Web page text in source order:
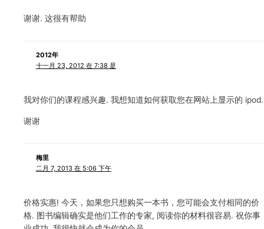
谢谢. 这很有帮助
2012年
十一月 23, 2012 在 7:38 是
我对你们的课程感兴趣. 我想知道如何获取您在网站上显示的 ipod.
谢谢
梅里
二月 7, 2013 在 5:06 下午
价格实惠! 今天，如果您只想购买一本书，您可能会支付相同的价
格. 图书编辑确实是他们工作的专家, 阅读你的材料很容易. 祝你事